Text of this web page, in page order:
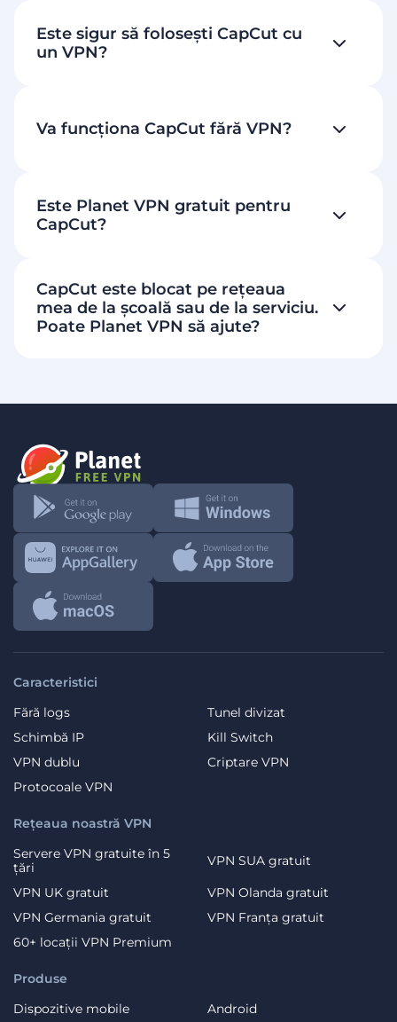
Este sigur să folosești CapCut cu
un VPN?
Va funcționa CapCut fără VPN?
Este Planet VPN gratuit pentru
CapCut?
CapCut este blocat pe rețeaua
mea de la școală sau de la serviciu.
Poate Planet VPN să ajute?
Caracteristici
Fără logs
Tunel divizat
Schimbă IP
Kill Switch
VPN dublu
Criptare VPN
Protocoale VPN
Produse
Dispozitive mobile
Android
Rețeaua noastră VPN
Servere VPN gratuite în 5
țări
VPN SUA gratuit
VPN UK gratuit
VPN Olanda gratuit
VPN Germania gratuit
VPN Franța gratuit
60+ locații VPN Premium